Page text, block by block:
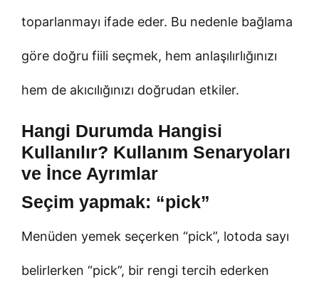
toparlanmayı ifade eder. Bu nedenle bağlama
göre doğru fiili seçmek, hem anlaşılırlığınızı
hem de akıcılığınızı doğrudan etkiler.
Hangi Durumda Hangisi
Kullanılır? Kullanım Senaryoları
ve İnce Ayrımlar
Seçim yapmak: “pick”
Menüden yemek seçerken “pick”, lotoda sayı
belirlerken “pick”, bir rengi tercih ederken